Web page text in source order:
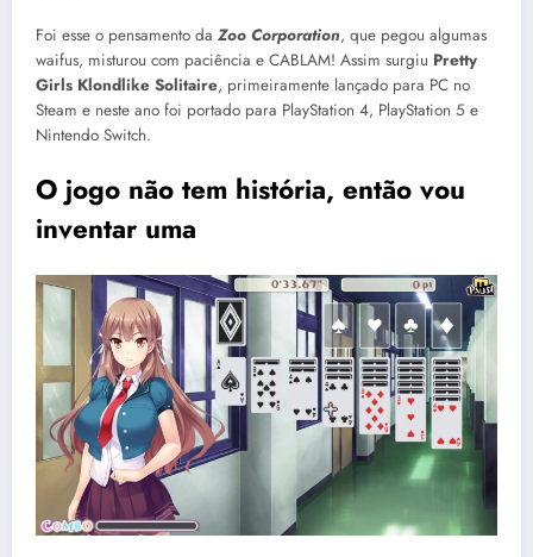
Foi esse o pensamento da Zoo Corporation, que pegou algumas
waifus, misturou com paciência e CABLAM! Assim surgiu Pretty
Girls Klondlike Solitaire, primeiramente lançado para PC no
Steam e neste ano foi portado para PlayStation 4, PlayStation 5 e
Nintendo Switch.
O jogo não tem história, então vou
inventar uma